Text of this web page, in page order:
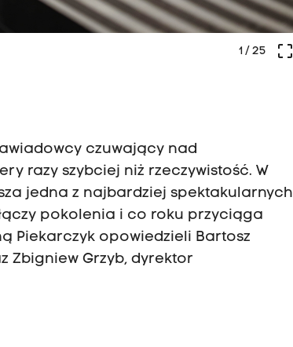
crop_free
1/ 25
czuwający nad
razy szybciej niż rzeczywistość. W
jedna z najbardziej spektakularnych
pokolenia i co roku przyciąga
Piekarczyk opowiedzieli Bartosz
Zbigniew Grzyb, dyrektor